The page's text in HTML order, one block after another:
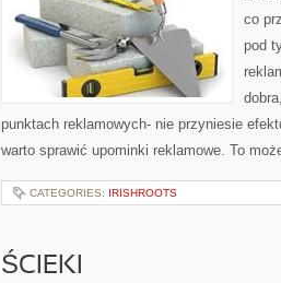
co
pod
punktach reklamowych- nie przyniesie
warto sprawić upominki reklamowe. To
CATEGORIES: IRISHROOTS
ŚCIEKI